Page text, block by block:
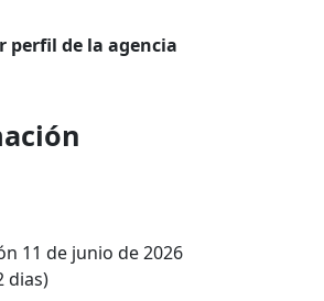
perfil de la agencia
11 de junio de 2026
dias)